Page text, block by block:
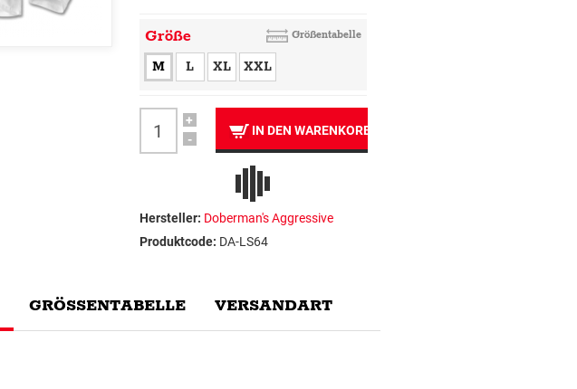
Größe Größentabelle
M L XL XXL
+
-
IN DEN WARENKORB
Hersteller: Doberman's Aggressive
Produktcode: DA-LS64
GRÖSSENTABELLE VERSANDART